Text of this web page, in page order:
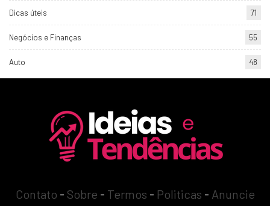
Dicas úteis 71
Negócios e Finanças 55
Auto 48
Contato - Sobre - Termos - Politicas - Anuncie